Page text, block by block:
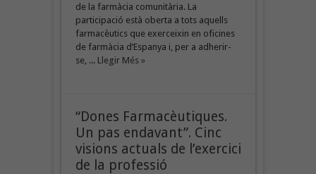
de la farmàcia comunitària. La
participació està oberta a tots aquells
farmacèutics que exerceixin en oficines
de farmàcia d’Espanya i, per a adherir-
se, ... Llegir Més »
“Dones Farmacèutiques.
Un pas endavant”. Cinc
visions actuals de l’exercici
de la professió